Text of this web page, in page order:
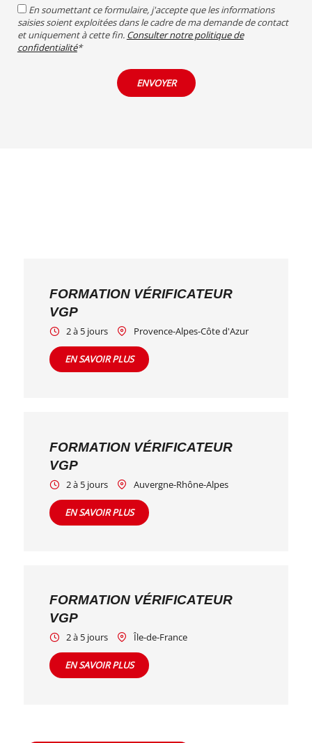
RGPDEn soumettant ce formulaire, j'accepte que les informations
saisies soient exploitées dans le cadre de ma demande de contact
et uniquement à cette fin. Consulter notre politique de
confidentialité*
ENVOYER
FORMATION VÉRIFICATEUR
VGP
2 à 5 jours Provence-Alpes-Côte d'Azur
EN SAVOIR PLUS
FORMATION VÉRIFICATEUR
VGP
2 à 5 jours Auvergne-Rhône-Alpes
EN SAVOIR PLUS
FORMATION VÉRIFICATEUR
VGP
2 à 5 jours Île-de-France
EN SAVOIR PLUS